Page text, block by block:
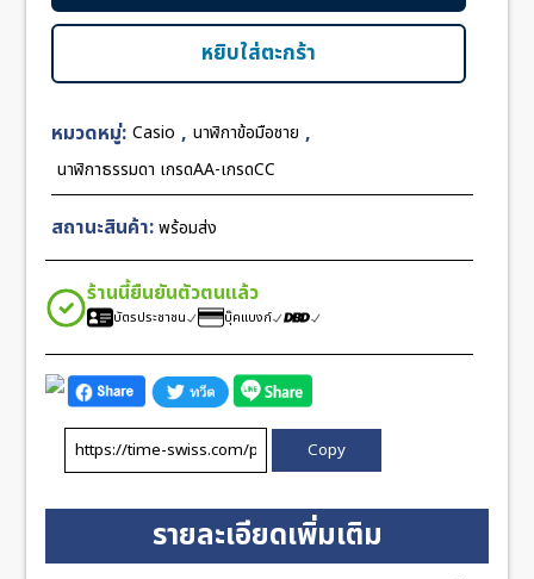
GA-
1A
Dial
ชิ้น
หยิบใส่ตะกร้า
หมวดหมู่: Casio , นาฬิกาข้อมือชาย ,
นาฬิกาธรรมดา เกรดAA-เกรดCC
สถานะสินค้า:พร้อมส่ง
ร้านนี้ยืนยันตัวตนแล้ว
บัตรประชาชน บุ๊คแบงก์
Copy
รายละเอียดเพิ่มเติม